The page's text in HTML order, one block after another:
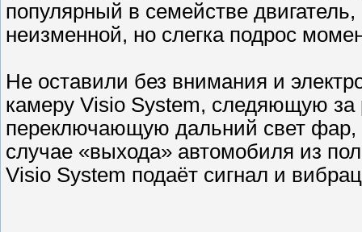
популярный в семействе
неизменной, но слегка подрос
Не оставили без внимания и
камеру Visio System, следяющую за
переключающую дальний свет фар,
случае «выхода» автомобиля из
Visio System подаёт сигнал и